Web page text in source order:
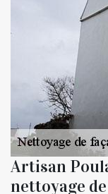
Artisan
nettoyage